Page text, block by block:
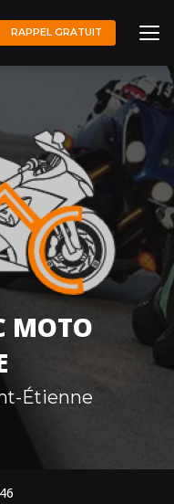
RAPPEL GRATUIT
MOTO
Étienne